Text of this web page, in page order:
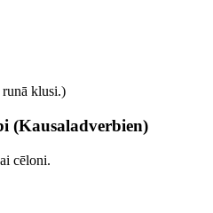
runā klusi.)
(Kausaladverbien)
cēloni.